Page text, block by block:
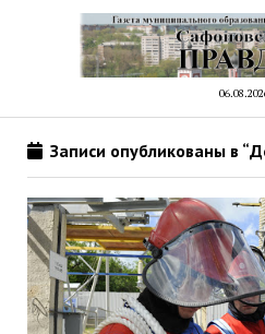
Записи опубликованы в